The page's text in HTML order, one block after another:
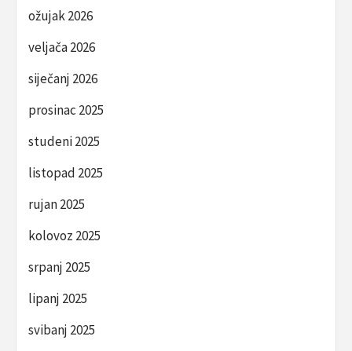
ožujak 2026
veljača 2026
siječanj 2026
prosinac 2025
studeni 2025
listopad 2025
rujan 2025
kolovoz 2025
srpanj 2025
lipanj 2025
svibanj 2025